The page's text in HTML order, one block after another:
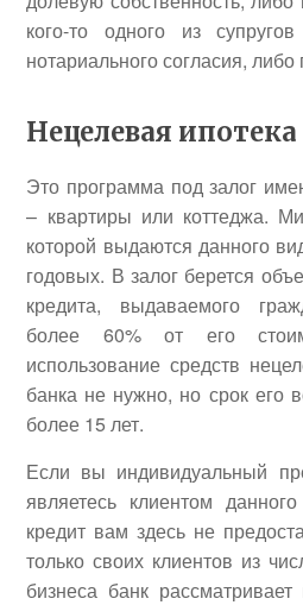
кого-то одного из
нотариального согласия,
Нецелевая ипотека
Это программа под залог
– квартиры или коттеджа.
которой выдаются данного
годовых. В залог берется
кредита, выдаваемого
более 60% от его
использование средств
банка не нужно, но срок его
более 15 лет.
Если вы индивидуальный
являетесь клиентом
кредит вам здесь не
только своих клиентов из
бизнеса банк